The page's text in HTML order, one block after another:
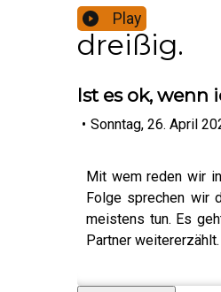
Play
dreißig.
Ist es ok,
• Sonntag, 26. April
Mit wem reden wir
Folge sprechen wir
meistens tun. Es
Partner weitererzählt.